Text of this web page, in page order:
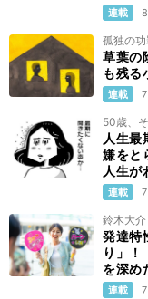
連載
孤独の
草葉の
も残る
連載
50歳、
人生
嫌をと
人生が
連載
鈴木大
発達特
り」！
を深め
連載